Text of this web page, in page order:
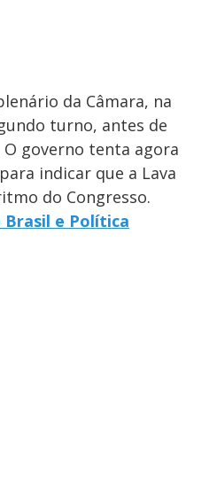
da Câmara, na
turno, antes de
governo tenta agora
indicar que a Lava
do Congresso.
Brasil e Política